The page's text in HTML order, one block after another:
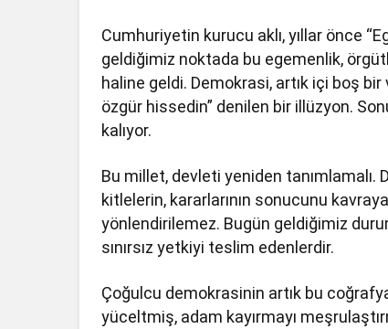
Cumhuriyetin kurucu aklı, yıllar önce
geldiğimiz noktada bu egemenlik,
haline geldi. Demokrasi, artık içi boş
özgür hissedin” denilen bir illüzyon.
kalıyor.
Bu millet, devleti yeniden tanımlamalı.
kitlelerin, kararlarının sonucunu
yönlendirilemez. Bugün geldiğimiz
sınırsız yetkiyi teslim edenlerdir.
Çoğulcu demokrasinin artık bu
yüceltmiş, adam kayırmayı